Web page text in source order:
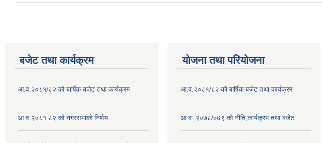
बजेट तथा कार्यक्रम
आ.व.२०८१/८२ को बार्षिक बजेट तथा कार्यक्रम
आ.व.२०८१ ८२ को नगरसभाको निर्णय
योजना तथा परियोजना
आ.व.२०८१/८२ को बार्षिक बजेट तथा कार्यक्रम
आ.व. २०७८/०७९ को नीति,कार्यक्रम तथा बजेट